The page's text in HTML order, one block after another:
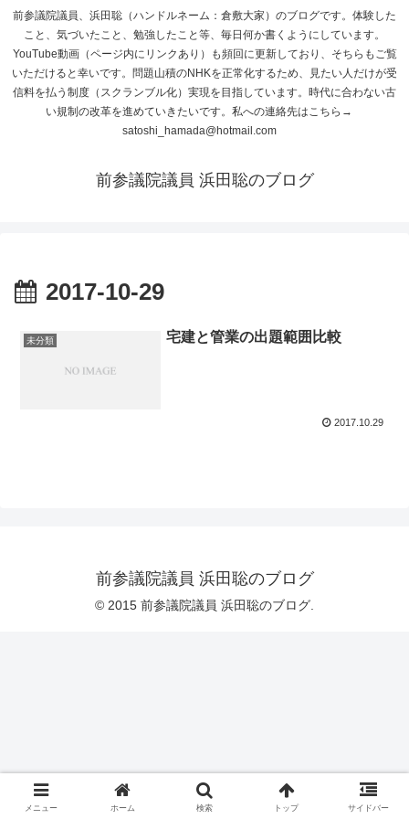
前参議院議員、浜田聡（ハンドルネーム：倉敷大家）のブログです。体験した
こと、気づいたこと、勉強したこと等、毎日何か書くようにしています。
YouTube動画（ページ内にリンクあり）も頻回に更新しており、そちらもご覧
いただけると幸いです。問題山積のNHKを正常化するため、見たい人だけが受
信料を払う制度（スクランブル化）実現を目指しています。時代に合わない古
い規制の改革を進めていきたいです。私への連絡先はこちら→
satoshi_hamada@hotmail.com
前参議院議員 浜田聡のブログ
2017-10-29
未分類 宅建と管業の出題範囲比較
2017.10.29
前参議院議員 浜田聡のブログ
© 2015 前参議院議員 浜田聡のブログ.
メニュー ホーム 検索 トップ サイドバー